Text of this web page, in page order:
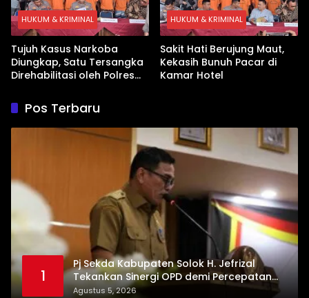
HUKUM & KRIMINAL
Tujuh Kasus Narkoba
Diungkap, Satu Tersangka
Direhabilitasi oleh Polres
HUKUM & KRIMINAL
Sakit Hati Berujung Maut,
Kekasih Bunuh Pacar di
Kamar Hotel
Pos Terbaru
1
Pj Sekda Kabupaten Solok H. Jefrizal
Tekankan Sinergi OPD demi Percepatan
Pembangunan Daerah
Agustus 5, 2026